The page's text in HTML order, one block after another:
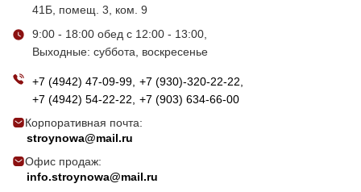
41Б, помещ. 3, ком. 9
9:00 - 18:00 обед с 12:00 - 13:00,
Выходные: суббота, воскресенье
+7 (4942) 47-09-99 +7 (930)-320-22-22
+7 (4942) 54-22-22
+7 (903) 634-66-00
Корпоративная почта:
stroynowa@mail.ru
Офис продаж:
info.stroynowa@mail.ru